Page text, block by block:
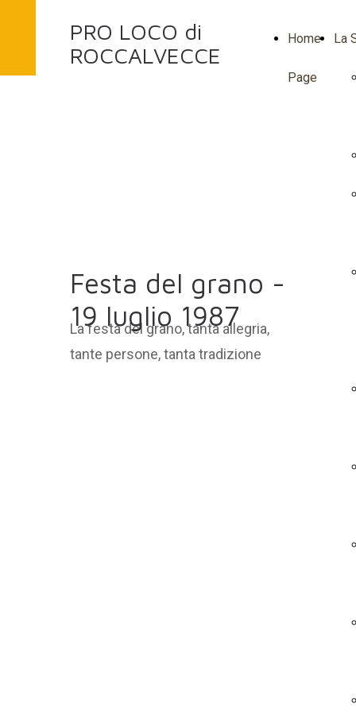
Home
Page
La
PRO LOCO di
ROCCALVECCE
Festa del grano -
19 luglio 1987
La festa del grano, tanta allegria,
tante persone, tanta tradizione